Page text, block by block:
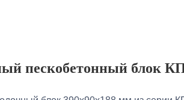
пескобетонный блок